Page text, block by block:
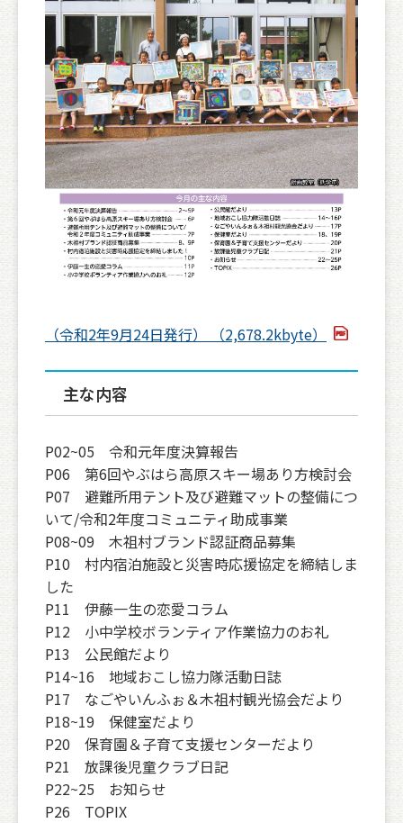
（令和2年9月24日発行） （2,678.2kbyte）
主な内容
P02~05 令和元年度決算報告
P06 第6回やぶはら高原スキー場あり方検討会
P07 避難所用テント及び避難マットの整備につ
いて/令和2年度コミュニティ助成事業
P08~09 木祖村ブランド認証商品募集
P10 村内宿泊施設と災害時応援協定を締結しま
した
P11 伊藤一生の恋愛コラム
P12 小中学校ボランティア作業協力のお礼
P13 公民館だより
P14~16 地域おこし協力隊活動日誌
P17 なごやいんふぉ＆木祖村観光協会だより
P18~19 保健室だより
P20 保育園＆子育て支援センターだより
P21 放課後児童クラブ日記
P22~25 お知らせ
P26 TOPIX